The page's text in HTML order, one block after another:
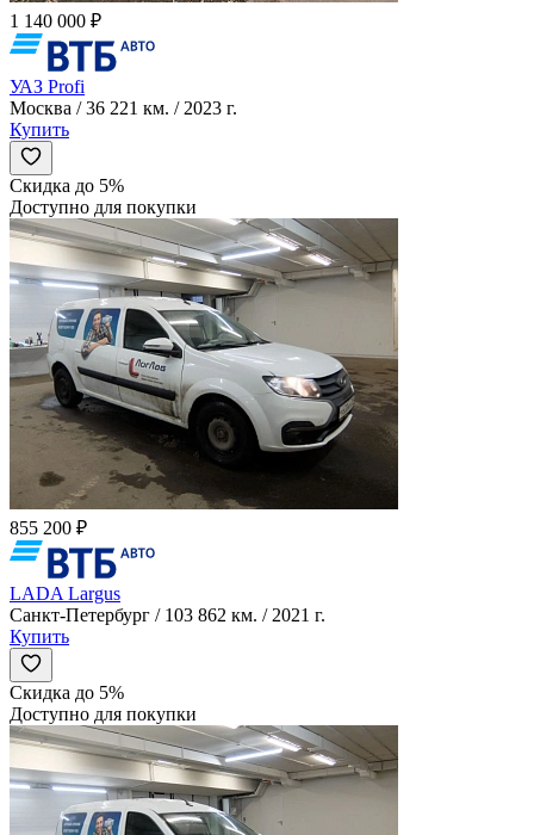
1 140 000 ₽
УАЗ Profi
Москва / 36 221 км. / 2023 г.
Купить
Скидка до 5%
Доступно для покупки
855 200 ₽
LADA Largus
Санкт-Петербург / 103 862 км. / 2021 г.
Купить
Скидка до 5%
Доступно для покупки